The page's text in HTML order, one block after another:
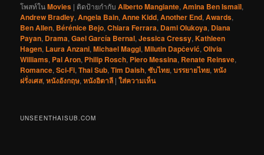
โพสท์ในMovies | ติดป้ายกำกับ Alberto Mangiante,Amina Ben Ismaïl,
Andrew Bradley,Angela Bain,Anne Kidd,Another End,Awards,
Ben Allen, Bérénice Bejo,Chiara Ferrara, Dami Olukoya, Diana
Payan, Drama,Gael García Bernal,Jessica Cressy,Kathleen
Hagen, Laura Anzani,Michael Maggi,Milutin Dapčević,Olivia
Williams, Pal Aron, Philip Rosch, Piero Messina, Renate Reinsve,
Romance,Sci-Fi,Thai Sub,Tim Daish,ซับไทย,บรรยายไทย,หนัง
ฝรั่งเศส,หนังอังกฤษ,หนังอิตาลี |ใส่ความเห็น
UNSEENTHAISUB.COM